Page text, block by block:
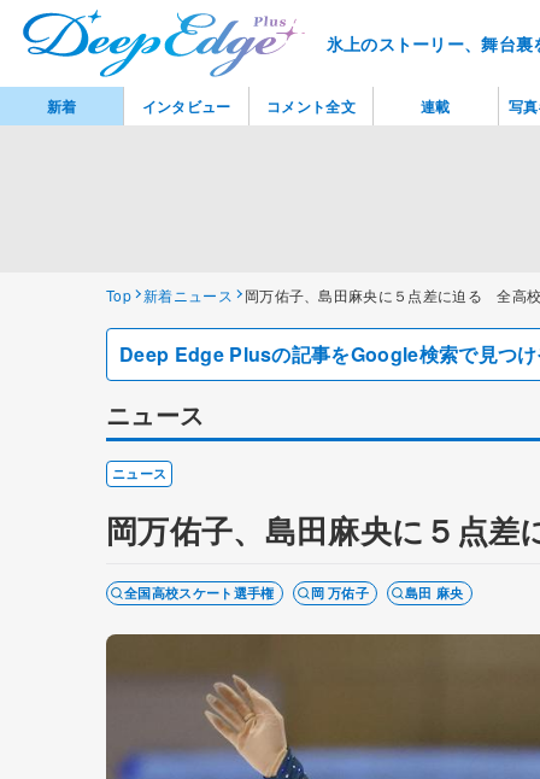
氷上のストーリー、舞台
Top 新着ニュース 岡万佑子、島田麻央に５点差に迫る 全高
Deep Edge Plusの記事をGoogle検索で見つ
ニュース
ニュース
岡万佑子、島田麻央に５点
全国高校スケート選手権 岡 万佑子 島田 麻央
新着 インタビュー コメント全文 連載 写